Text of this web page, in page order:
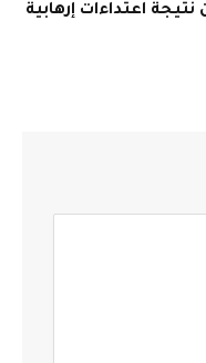
نتيجة اعتداءات إرهابية